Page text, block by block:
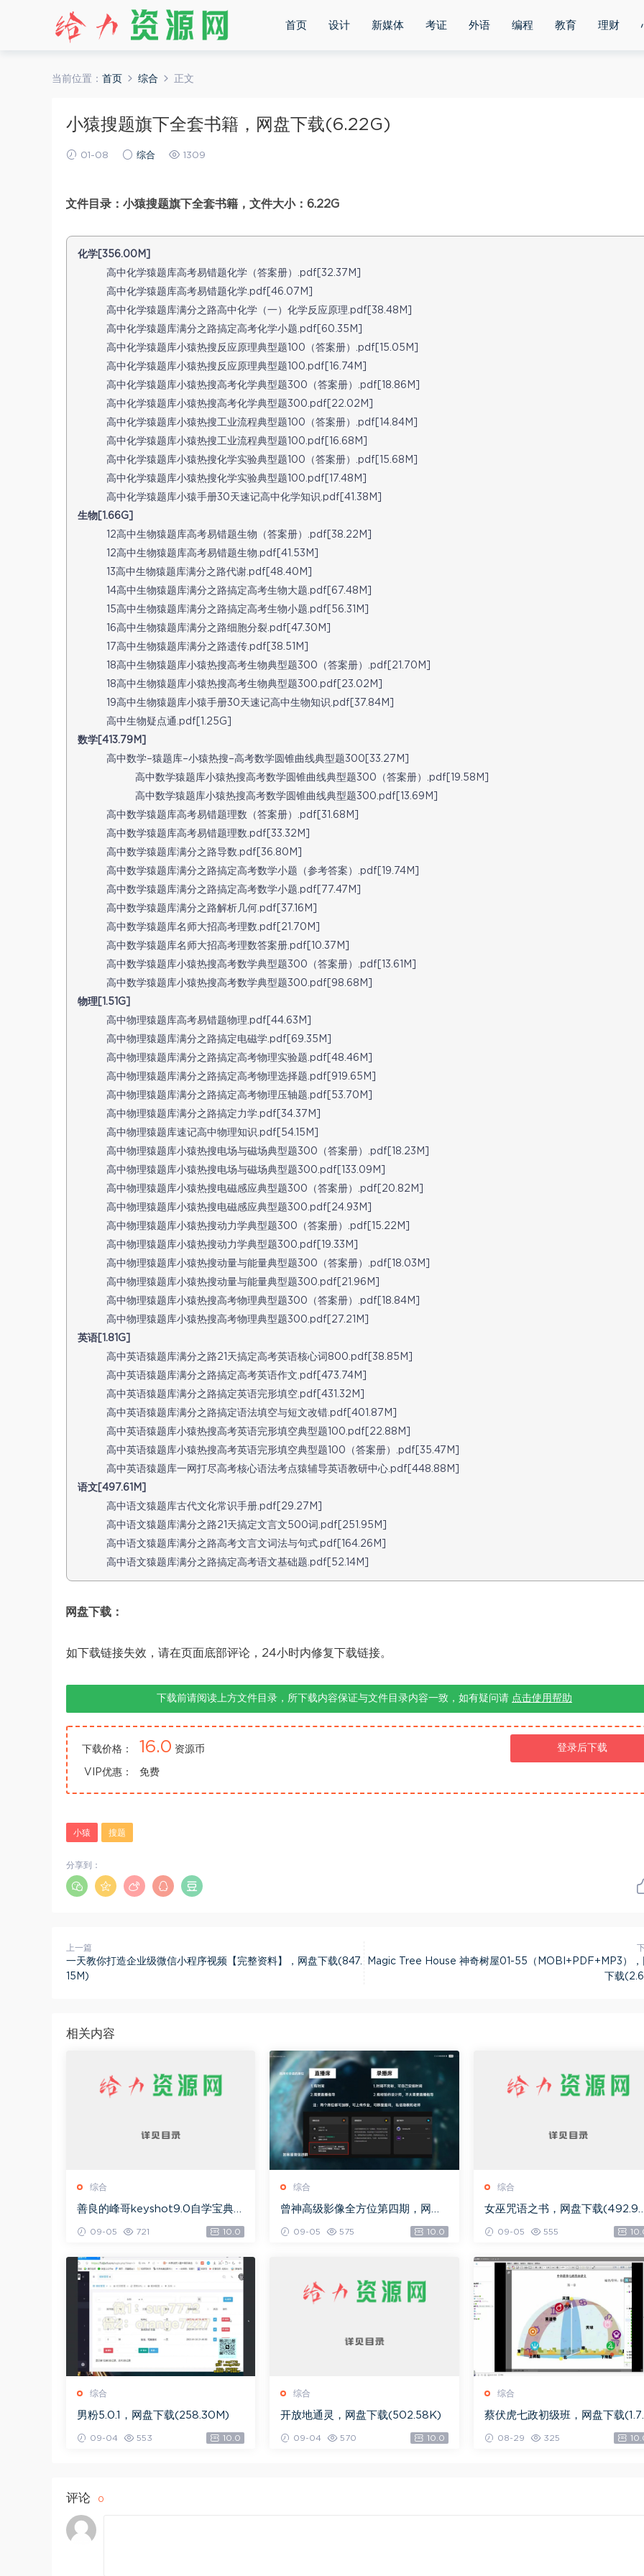
首页 设计 新媒体 考证 外语 编程 教育 理财
当前位置： 首页 综合 正文
小猿搜题旗下全套书籍，网盘下载(6.22G)
01-08 综合 1309
文件目录：小猿搜题旗下全套书籍，文件大小：6.22G
化学[356.00M]
高中化学猿题库高考易错题化学（答案册）.pdf[32.37M]
高中化学猿题库高考易错题化学.pdf[46.07M]
高中化学猿题库满分之路高中化学（一）化学反应原理.pdf[38.48M]
高中化学猿题库满分之路搞定高考化学小题.pdf[60.35M]
高中化学猿题库小猿热搜反应原理典型题100（答案册）.pdf[15.05M]
高中化学猿题库小猿热搜反应原理典型题100.pdf[16.74M]
高中化学猿题库小猿热搜高考化学典型题300（答案册）.pdf[18.86M]
高中化学猿题库小猿热搜高考化学典型题300.pdf[22.02M]
高中化学猿题库小猿热搜工业流程典型题100（答案册）.pdf[14.84M]
高中化学猿题库小猿热搜工业流程典型题100.pdf[16.68M]
高中化学猿题库小猿热搜化学实验典型题100（答案册）.pdf[15.68M]
高中化学猿题库小猿热搜化学实验典型题100.pdf[17.48M]
高中化学猿题库小猿手册30天速记高中化学知识.pdf[41.38M]
生物[1.66G]
12高中生物猿题库高考易错题生物（答案册）.pdf[38.22M]
12高中生物猿题库高考易错题生物.pdf[41.53M]
13高中生物猿题库满分之路代谢.pdf[48.40M]
14高中生物猿题库满分之路搞定高考生物大题.pdf[67.48M]
15高中生物猿题库满分之路搞定高考生物小题.pdf[56.31M]
16高中生物猿题库满分之路细胞分裂.pdf[47.30M]
17高中生物猿题库满分之路遗传.pdf[38.51M]
18高中生物猿题库小猿热搜高考生物典型题300（答案册）.pdf[21.70M]
18高中生物猿题库小猿热搜高考生物典型题300.pdf[23.02M]
19高中生物猿题库小猿手册30天速记高中生物知识.pdf[37.84M]
高中生物疑点通.pdf[1.25G]
数学[413.79M]
高中数学–猿题库–小猿热搜–高考数学圆锥曲线典型题300[33.27M]
高中数学猿题库小猿热搜高考数学圆锥曲线典型题300（答案册）.pdf[19.58M]
高中数学猿题库小猿热搜高考数学圆锥曲线典型题300.pdf[13.69M]
高中数学猿题库高考易错题理数（答案册）.pdf[31.68M]
高中数学猿题库高考易错题理数.pdf[33.32M]
高中数学猿题库满分之路导数.pdf[36.80M]
高中数学猿题库满分之路搞定高考数学小题（参考答案）.pdf[19.74M]
高中数学猿题库满分之路搞定高考数学小题.pdf[77.47M]
高中数学猿题库满分之路解析几何.pdf[37.16M]
高中数学猿题库名师大招高考理数.pdf[21.70M]
高中数学猿题库名师大招高考理数答案册.pdf[10.37M]
高中数学猿题库小猿热搜高考数学典型题300（答案册）.pdf[13.61M]
高中数学猿题库小猿热搜高考数学典型题300.pdf[98.68M]
物理[1.51G]
高中物理猿题库高考易错题物理.pdf[44.63M]
高中物理猿题库满分之路搞定电磁学.pdf[69.35M]
高中物理猿题库满分之路搞定高考物理实验题.pdf[48.46M]
高中物理猿题库满分之路搞定高考物理选择题.pdf[919.65M]
高中物理猿题库满分之路搞定高考物理压轴题.pdf[53.70M]
高中物理猿题库满分之路搞定力学.pdf[34.37M]
高中物理猿题库速记高中物理知识.pdf[54.15M]
高中物理猿题库小猿热搜电场与磁场典型题300（答案册）.pdf[18.23M]
高中物理猿题库小猿热搜电场与磁场典型题300.pdf[133.09M]
高中物理猿题库小猿热搜电磁感应典型题300（答案册）.pdf[20.82M]
高中物理猿题库小猿热搜电磁感应典型题300.pdf[24.93M]
高中物理猿题库小猿热搜动力学典型题300（答案册）.pdf[15.22M]
高中物理猿题库小猿热搜动力学典型题300.pdf[19.33M]
高中物理猿题库小猿热搜动量与能量典型题300（答案册）.pdf[18.03M]
高中物理猿题库小猿热搜动量与能量典型题300.pdf[21.96M]
高中物理猿题库小猿热搜高考物理典型题300（答案册）.pdf[18.84M]
高中物理猿题库小猿热搜高考物理典型题300.pdf[27.21M]
英语[1.81G]
高中英语猿题库满分之路21天搞定高考英语核心词800.pdf[38.85M]
高中英语猿题库满分之路搞定高考英语作文.pdf[473.74M]
高中英语猿题库满分之路搞定英语完形填空.pdf[431.32M]
高中英语猿题库满分之路搞定语法填空与短文改错.pdf[401.87M]
高中英语猿题库小猿热搜高考英语完形填空典型题100.pdf[22.88M]
高中英语猿题库小猿热搜高考英语完形填空典型题100（答案册）.pdf[35.47M]
高中英语猿题库一网打尽高考核心语法考点猿辅导英语教研中心.pdf[448.88M]
语文[497.61M]
高中语文猿题库古代文化常识手册.pdf[29.27M]
高中语文猿题库满分之路21天搞定文言文500词.pdf[251.95M]
高中语文猿题库满分之路高考文言文词法与句式.pdf[164.26M]
高中语文猿题库满分之路搞定高考语文基础题.pdf[52.14M]
网盘下载：
如下载链接失效，请在页面底部评论，24小时内修复下载链接。
下载前请阅读上方文件目录，所下载内容保证与文件目录内容一致，如有疑问请 点击使用帮助
下载价格： 16.0 资源币
VIP优惠： 免费
登录后下载
小猿 搜题
分享到：
上一篇
一天教你打造企业级微信小程序视频【完整资料】，网盘下载(847.
15M)
Magic Tree House 神奇树屋01-55（MOBI+PDF+MP3），
下载
相关内容
综合
善良的峰哥keyshot9.0自学宝典，
09-05 721 10.0
综合
曾神高级影像全方位第四期，网盘
09-05 575 10.0
综合
女巫咒语之书，网盘下载
09-05 555
综合
男粉5.0.1，网盘下载(258.30M)
09-04 553 10.0
综合
开放地通灵，网盘下载(502.58K)
09-04 570 10.0
综合
蔡伏虎七政初级班，网盘下载
08-29 325
评论 0